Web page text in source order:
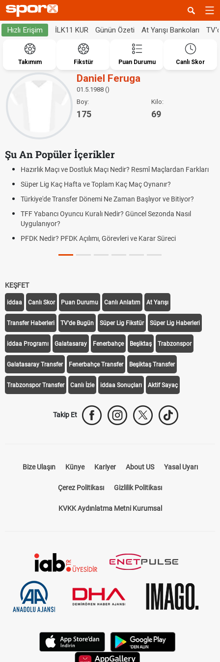
Hızlı Erişim İLK11 KUR Günün Özeti At Yarışı Bankoları
Takımım Fikstür Puan Durumu Canlı Skor
Daniel Feruga
01.5.1988 ()
Boy:
175
Kilo:
69
Şu An Popüler İçerikler
Hazırlık Maçı ve Dostluk Maçı Nedir? Resmî Maçlardan Farkları
Süper Lig Kaç Hafta ve Toplam Kaç Maç Oynanır?
Türkiye'de Transfer Dönemi Ne Zaman Başlıyor ve Bitiyor?
TFF Yabancı Oyuncu Kuralı Nedir? Güncel Sezonda Nasıl
Uygulanıyor?
PFDK Nedir? PFDK Açılımı, Görevleri ve Karar Süreci
KEŞFET
iddaa Canlı Skor Puan Durumu Canlı Anlatım At Yarışı
Transfer Haberleri TV'de Bugün Süper Lig Fikstür Süper Lig Haberleri
iddaa Programı Galatasaray Fenerbahçe Beşiktaş Trabzonspor
Galatasaray Transfer Fenerbahçe Transfer Beşiktaş Transfer
Trabzonspor Transfer Canlı İzle iddaa Sonuçları Aktif Sayaç
Takip Et
Bize Ulaşın Künye Kariyer About US Yasal Uyarı
Çerez Politikası Gizlilik Politikası
KVKK Aydınlatma Metni Kurumsal